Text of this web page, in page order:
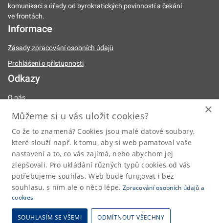
komunikaci s úřady od byrokratických povinností a čekání
ve frontách.
Informace
Zásady zpracování osobních údajů
Prohlášení o přístupnosti
Odkazy
O nás
Naše činnosti
Legislativa
Úřední deska
Kontakty
posta@dia.gov.cz
2026 © Digitální a informační agentura • Informace jsou poskytovány v
×
Můžeme si u vás uložit cookies?
Co že to znamená? Cookies jsou malé datové soubory,
které slouží např. k tomu, aby si web pamatoval vaše
nastavení a to, co vás zajímá, nebo abychom jej
zlepšovali. Pro ukládání různých typů cookies od vás
potřebujeme souhlas. Web bude fungovat i bez
souhlasu, s ním ale o něco lépe. Zpracování osobních údajů a
cookies
SOUHLASÍM SE VŠEMI ODMÍTNOUT VŠECHNY